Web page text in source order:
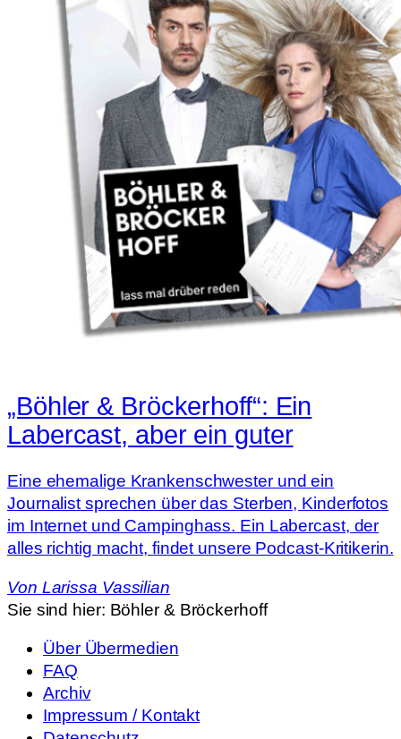
„Böhler & Bröckerhoff“: Ein
Labercast, aber ein guter
Eine ehemalige Krankenschwester und ein
Journalist sprechen über das Sterben, Kinderfotos
im Internet und Campinghass. Ein Labercast, der
alles richtig macht, findet unsere Podcast-Kritikerin.
Von Larissa Vassilian
Sie sind hier: Böhler & Bröckerhoff
Über Übermedien
FAQ
Archiv
Impressum / Kontakt